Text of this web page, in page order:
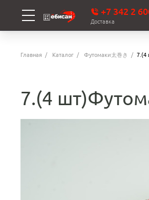
+7 342 2
Доставка
Главная Каталог Футомаки太巻き 7.(4
7.(4